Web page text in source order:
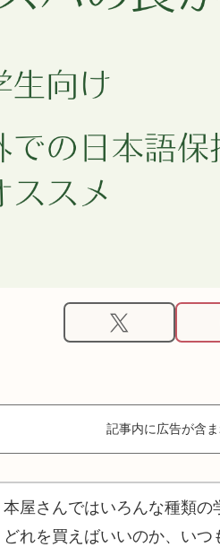
記事内に広告が含
本屋さんではいろんな種類の
どれを買えばいいのか、いつ